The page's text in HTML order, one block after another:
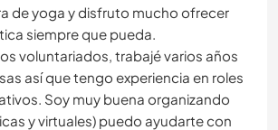
de yoga y disfruto mucho ofrecer
siempre que pueda.
voluntariados, trabajé varios años
así que tengo experiencia en roles
Soy muy buena organizando
y virtuales) puedo ayudarte con